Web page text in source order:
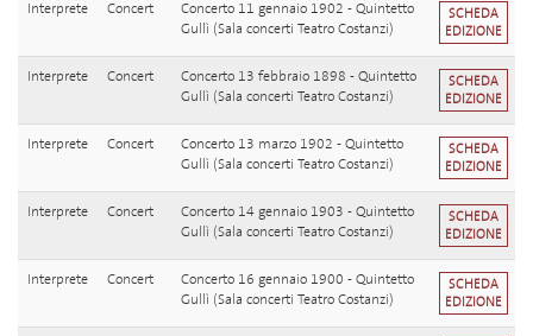
Interprete Concert
Concerto 11 gennaio 1902 - Quintetto
Gullì (Sala concerti Teatro Costanzi)
SCHEDA
EDIZIONE
Interprete Concert
Concerto 13 febbraio 1898 - Quintetto
Gullì (Sala concerti Teatro Costanzi)
SCHEDA
EDIZIONE
Interprete Concert
Concerto 13 marzo 1902 - Quintetto
Gullì (Sala concerti Teatro Costanzi)
SCHEDA
EDIZIONE
Interprete Concert
Concerto 14 gennaio 1903 - Quintetto
Gullì (Sala concerti Teatro Costanzi)
SCHEDA
EDIZIONE
Interprete Concert
Concerto 16 gennaio 1900 - Quintetto
Gullì (Sala concerti Teatro Costanzi)
SCHEDA
EDIZIONE